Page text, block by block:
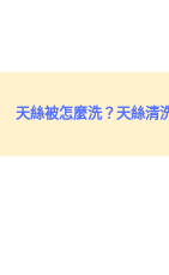
天絲被怎麼洗？天絲清